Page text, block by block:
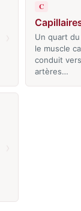
C
Un quart
le muscle
conduit
artères…